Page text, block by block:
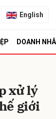
English
DOANH
xử lý
giới